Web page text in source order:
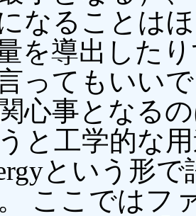
なることは
を導出した
ってもいい
心事となる
と工学的な
という形
ここではフ